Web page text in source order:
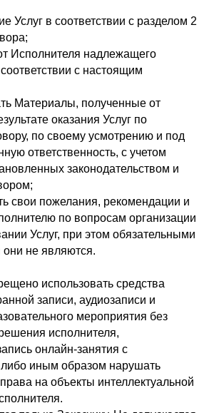
Услуг в соответствии с разделом 2
Исполнителя надлежащего
с настоящим
Материалы, полученные от
оказания Услуг по
по своему усмотрению и под
ответственность, с учетом
законодательством и
свои пожелания, рекомендации и
по вопросам организации
Услуг, при этом обязательными
не являются.
использовать средства
записи, аудиозаписи и
мероприятия без
исполнителя,
онлайн-занятия с
иным образом нарушать
на объекты интеллектуальной